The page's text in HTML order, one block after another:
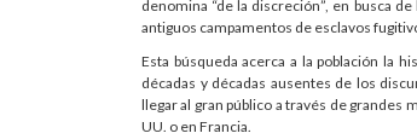
denomina “de la discreción”, en busca
antiguos campamentos de esclavos
Esta búsqueda acerca a la población la
décadas y décadas ausentes de los
llegar al gran público a través de grandes
UU. o en Francia.